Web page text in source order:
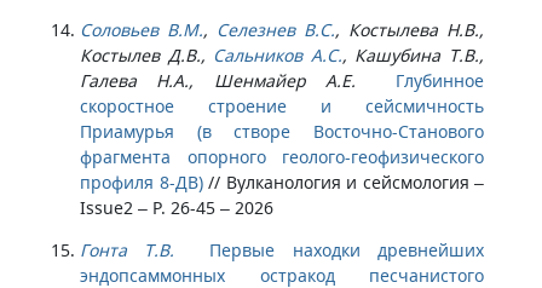
Соловьев В.М., Селезнев В.С., Костылева Н.В.,
Костылев Д.В., Сальников А.С., Кашубина Т.В.,
Галева Н.А., Шенмайер А.Е.
Глубинное
скоростное строение и сейсмичность
Приамурья (в створе Восточно-Станового
фрагмента опорного геолого-геофизического
профиля 8-ДВ)// Вулканология и сейсмология –
Issue2 – P. 26-45 – 2026
Гонта Т.В.
Первые находки древнейших
эндопсаммонных остракод песчанистого